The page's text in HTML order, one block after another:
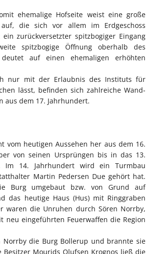
ehemalige Hofseite weist eine große
die sich vor allem im Erdgeschoss
zurückversetzter spitzbogiger Eingang
spitzbogige Öffnung oberhalb des
deutet auf einen ehemaligen erhöhten
nur mit der Erlaubnis des Instituts für
lässt, befinden sich zahlreiche Wand-
aus dem 17. Jahrhundert.
vom heutigen Aussehen her aus dem 16.
von seinen Ursprüngen bis in das 13.
Im 14. Jahrhundert wird ein Turmbau
Martin Pedersen Due gehört hat.
Burg umgebaut bzw. von Grund auf
das heutige Haus (Hus) mit Ringgraben
waren die Unruhen durch Sören Norrby,
neu eingeführten Feuerwaffen die Region
Norrby die Burg Bollerup und brannte sie
Besitzer Mourids Olufsen Krognos ließ die